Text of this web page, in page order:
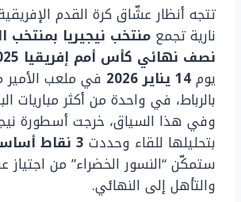
تتجه أنظار عشّاق كرة القدم
نارية تجمع منتخب نيجيريا بمنتخب
نصف نهائي كأس أمم إفريقيا 2025
يوم14 يناير 2026
في ملعب الأمير
بالرباط، في واحدة من أكثر مباريات
وفي هذا السياق، خرجت أسطورة
بتحليلها للقاء وحددت 3 نقاط أساسية
ستمكّن “النسور الخضراء” من اجتياز
والتأهل إلى النهائي.